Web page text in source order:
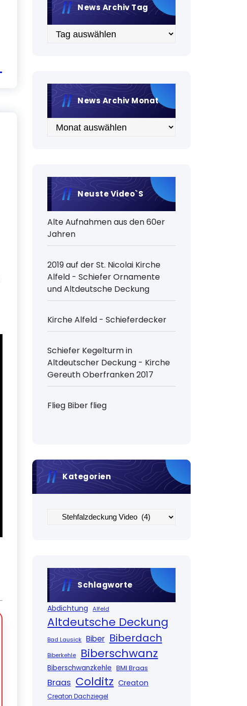
News Archiv Tag
Archiv
News Archiv Monat
Archiv
Neuste Video`s
Alte Aufnahmen aus den 60er
Jahren
2019 auf der St. Nicolai Kirche
Alfeld - Schiefer Ornamente
und Altdeutsche Deckung
Kirche Alfeld - Schieferdecker
Schiefer Kegelturm in
Altdeutscher Deckung - Kirche
Gereuth Oberfranken 2017
Flieg Biber flieg
Kategorien
Kategorien
Schlagworte
Abdichtung Alfeld
Altdeutsche Deckung
Bad Lausick Biber Biberdach
Biberkehle Biberschwanz
Biberschwanzkehle BMI Braas
Braas Colditz Creaton
Creaton Dachziegel